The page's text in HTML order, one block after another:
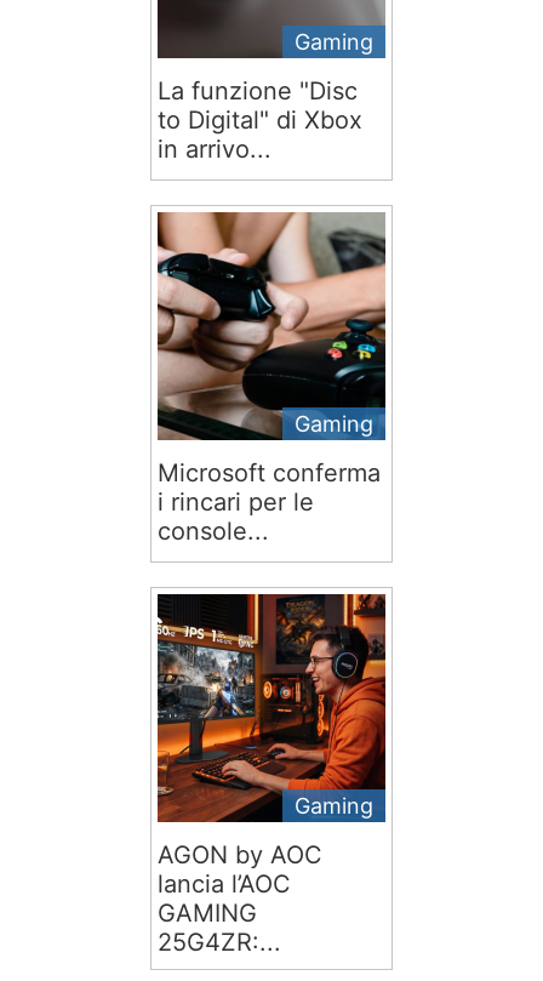
Gaming
La funzione "Disc
to Digital" di Xbox
in arrivo...
Gaming
Microsoft conferma
i rincari per le
console...
Gaming
AGON by AOC
lancia l’AOC
GAMING
25G4ZR:...